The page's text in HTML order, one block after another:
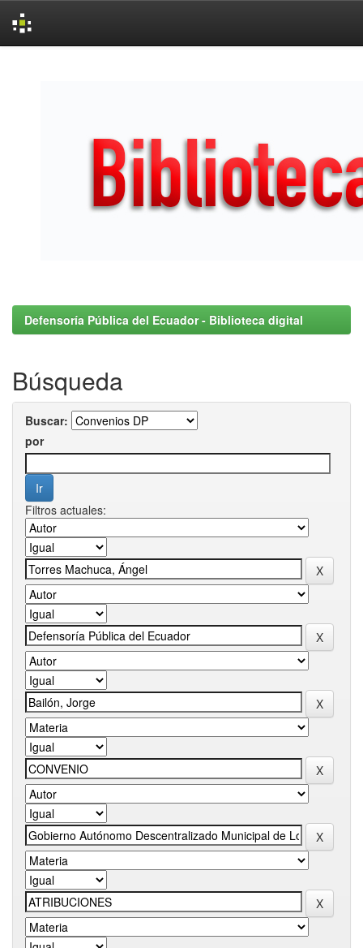
Defensoría Pública del Ecuador - Biblioteca digital
Búsqueda
Buscar:
por
Filtros actuales: